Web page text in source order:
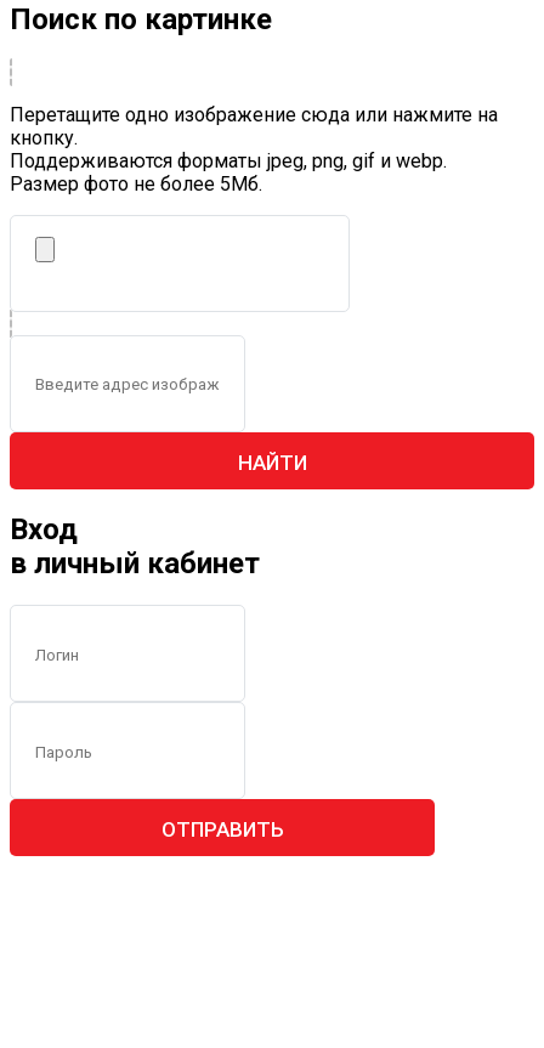
Поиск по картинке
Перетащите одно изображение сюда или нажмите на
кнопку.
Поддерживаются форматы jpeg, png, gif и webp.
Размер фото не более 5Mб.
НАЙТИ
Вход
в личный кабинет
ОТПРАВИТЬ